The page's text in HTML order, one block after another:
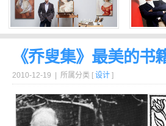
《乔叟集》最美的书
2010-12-19 | 所属分类 [ 设计 ]